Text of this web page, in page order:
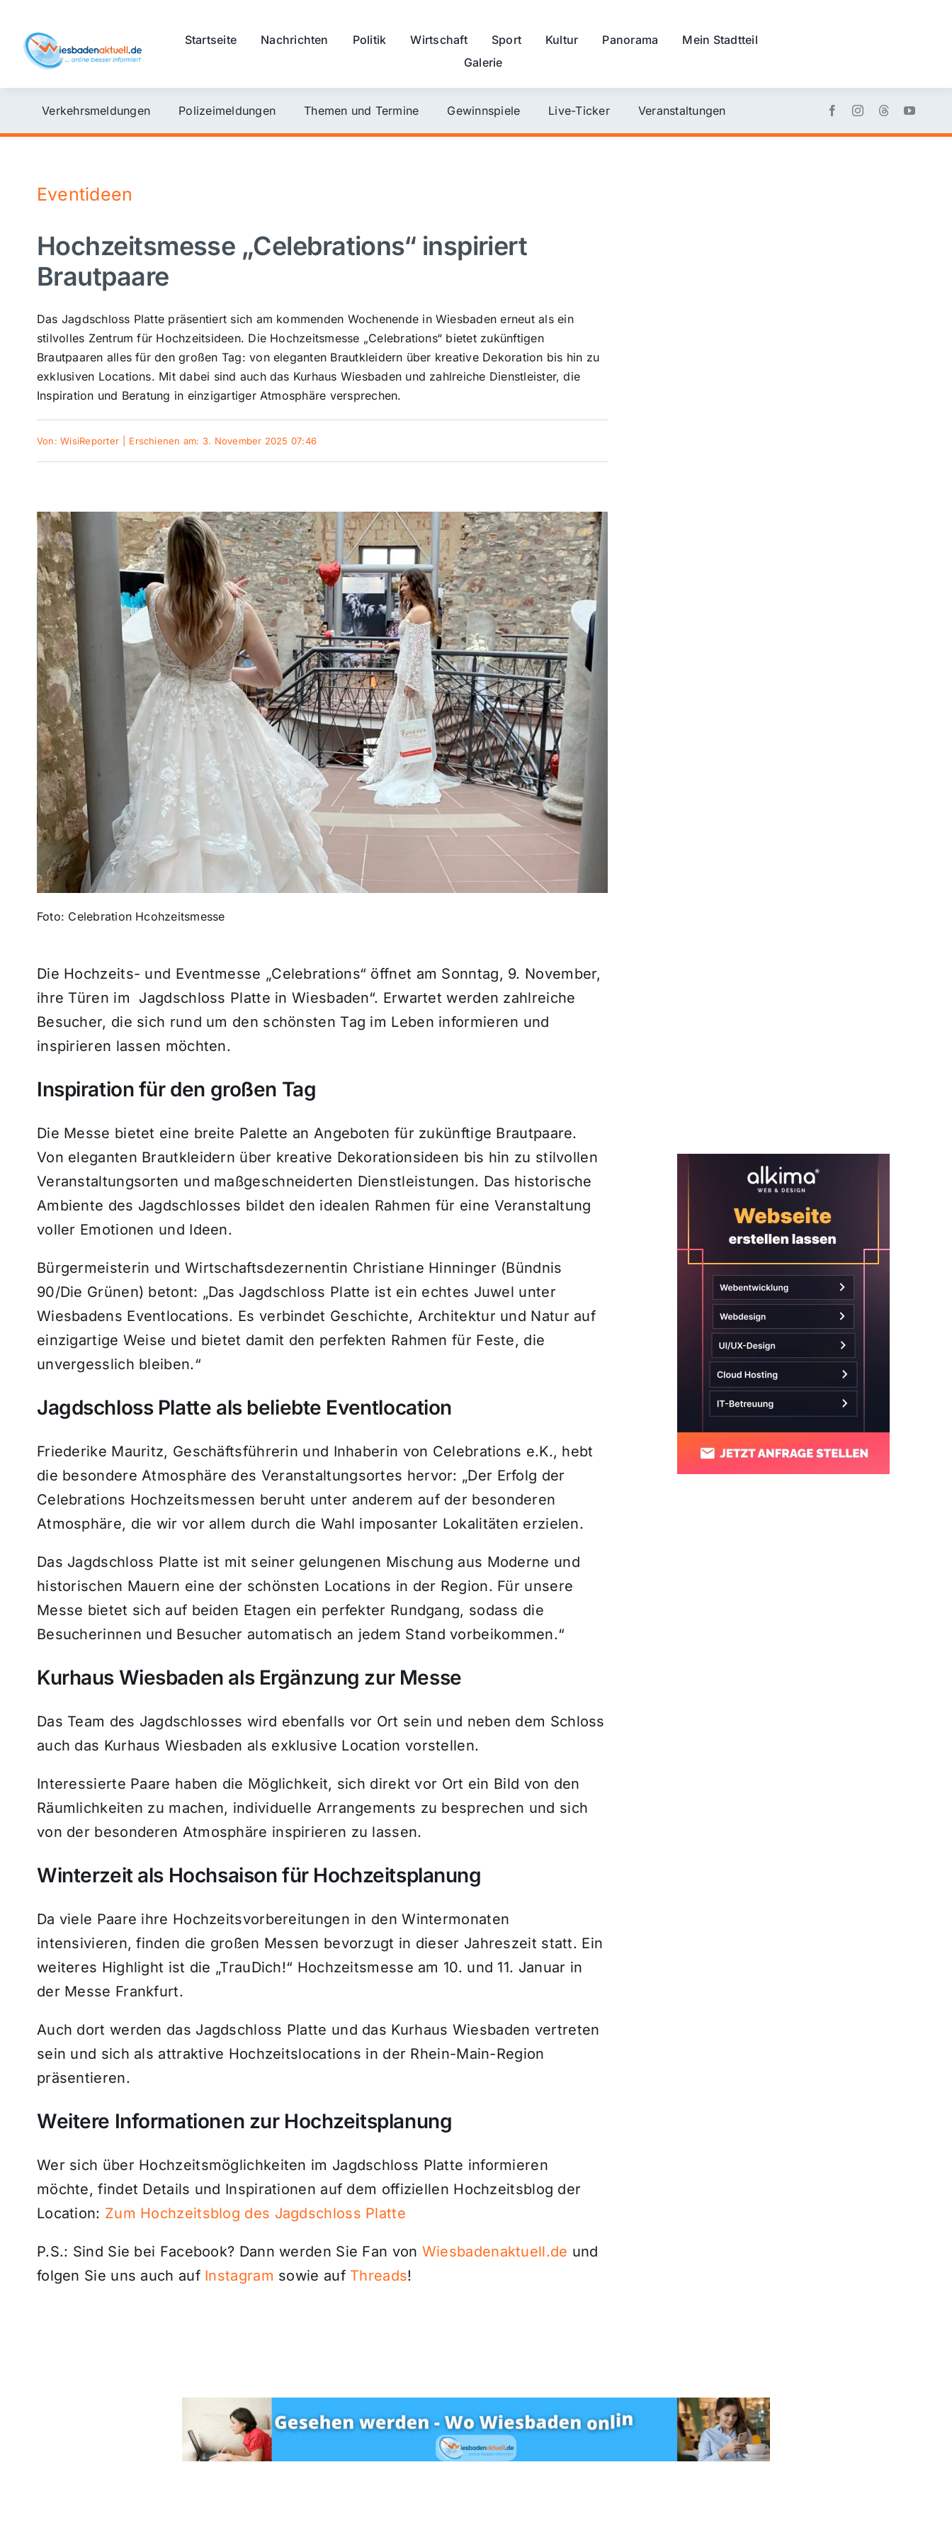
content
Startseite Nachrichten Politik Wirtschaft Sport Kultur Panorama
Mein Stadtteil
Galerie
Verkehrsmeldungen Polizeimeldungen Themen und Termine Gewinnspiele Live-Ticker Veranstaltungen
Eventideen
Hochzeitsmesse „Celebrations“ inspiriert
Brautpaare
Das Jagdschloss Platte präsentiert sich am kommenden Wochenende in Wiesbaden erneut als ein
stilvolles Zentrum für Hochzeitsideen. Die Hochzeitsmesse „Celebrations“ bietet zukünftigen
Brautpaaren alles für den großen Tag: von eleganten Brautkleidern über kreative Dekoration bis hin zu
exklusiven Locations. Mit dabei sind auch das Kurhaus Wiesbaden und zahlreiche Dienstleister, die
Inspiration und Beratung in einzigartiger Atmosphäre versprechen.
Von:WisiReporter Erschienen am: 3. November 2025 07:46
Foto: Celebration Hcohzeitsmesse
Die Hochzeits- und Eventmesse „Celebrations“ öffnet am Sonntag, 9. November,
ihre Türen im Jagdschloss Platte in Wiesbaden“. Erwartet werden zahlreiche
Besucher, die sich rund um den schönsten Tag im Leben informieren und
inspirieren lassen möchten.
Inspiration für den großen Tag
Die Messe bietet eine breite Palette an Angeboten für zukünftige Brautpaare.
Von eleganten Brautkleidern über kreative Dekorationsideen bis hin zu stilvollen
Veranstaltungsorten und maßgeschneiderten Dienstleistungen. Das historische
Ambiente des Jagdschlosses bildet den idealen Rahmen für eine Veranstaltung
voller Emotionen und Ideen.
Bürgermeisterin und Wirtschaftsdezernentin Christiane Hinninger (Bündnis
90/Die Grünen) betont: „Das Jagdschloss Platte ist ein echtes Juwel unter
Wiesbadens Eventlocations. Es verbindet Geschichte, Architektur und Natur auf
einzigartige Weise und bietet damit den perfekten Rahmen für Feste, die
unvergesslich bleiben.“
Jagdschloss Platte als beliebte Eventlocation
Friederike Mauritz, Geschäftsführerin und Inhaberin von Celebrations e.K., hebt
die besondere Atmosphäre des Veranstaltungsortes hervor: „Der Erfolg der
Celebrations Hochzeitsmessen beruht unter anderem auf der besonderen
Atmosphäre, die wir vor allem durch die Wahl imposanter Lokalitäten erzielen.
Das Jagdschloss Platte ist mit seiner gelungenen Mischung aus Moderne und
historischen Mauern eine der schönsten Locations in der Region. Für unsere
Messe bietet sich auf beiden Etagen ein perfekter Rundgang, sodass die
Besucherinnen und Besucher automatisch an jedem Stand vorbeikommen.“
Kurhaus Wiesbaden als Ergänzung zur Messe
Das Team des Jagdschlosses wird ebenfalls vor Ort sein und neben dem Schloss
auch das Kurhaus Wiesbaden als exklusive Location vorstellen.
Interessierte Paare haben die Möglichkeit, sich direkt vor Ort ein Bild von den
Räumlichkeiten zu machen, individuelle Arrangements zu besprechen und sich
von der besonderen Atmosphäre inspirieren zu lassen.
Winterzeit als Hochsaison für Hochzeitsplanung
Da viele Paare ihre Hochzeitsvorbereitungen in den Wintermonaten
intensivieren, finden die großen Messen bevorzugt in dieser Jahreszeit statt. Ein
weiteres Highlight ist die „TrauDich!“ Hochzeitsmesse am 10. und 11. Januar in
der Messe Frankfurt.
Auch dort werden das Jagdschloss Platte und das Kurhaus Wiesbaden vertreten
sein und sich als attraktive Hochzeitslocations in der Rhein-Main-Region
präsentieren.
Weitere Informationen zur Hochzeitsplanung
Wer sich über Hochzeitsmöglichkeiten im Jagdschloss Platte informieren
möchte, findet Details und Inspirationen auf dem offiziellen Hochzeitsblog der
Location: Zum Hochzeitsblog des Jagdschloss Platte
P.S.: Sind Sie bei Facebook? Dann werden Sie Fan von Wiesbadenaktuell.de und
folgen Sie uns auch auf Instagram sowie auf Threads!